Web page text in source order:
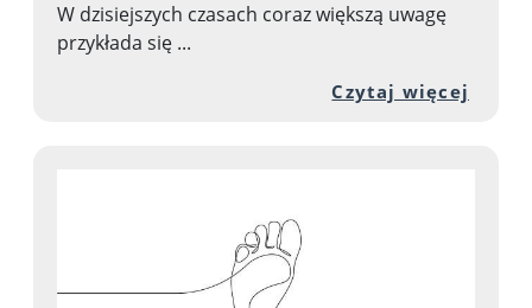
W dzisiejszych czasach coraz większą uwagę
przykłada się ...
Czytaj więcej